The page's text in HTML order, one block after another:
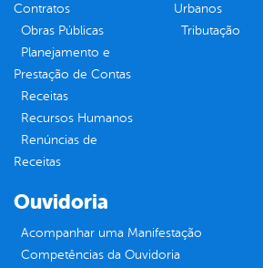
Contratos
Obras Públicas
Planejamento e
Prestação de Contas
Receitas
Recursos Humanos
Renúncias de
Receitas
Urbanos
Tributação
Ouvidoria
Acompanhar uma Manifestação
Competências da Ouvidoria